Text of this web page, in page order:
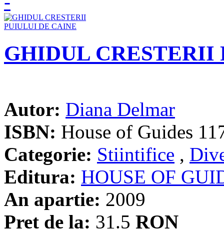
GHIDUL
Autor: Diana Delmar
ISBN: House of Guides
Categorie: Stiintifice ,
Editura: HOUSE OF
An apartie: 2009
Pret de la: 31.5 RON